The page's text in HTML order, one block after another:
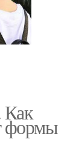
Как
формы